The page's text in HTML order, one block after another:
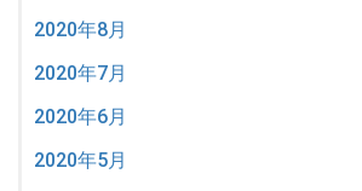
2020年8月
2020年7月
2020年6月
2020年5月